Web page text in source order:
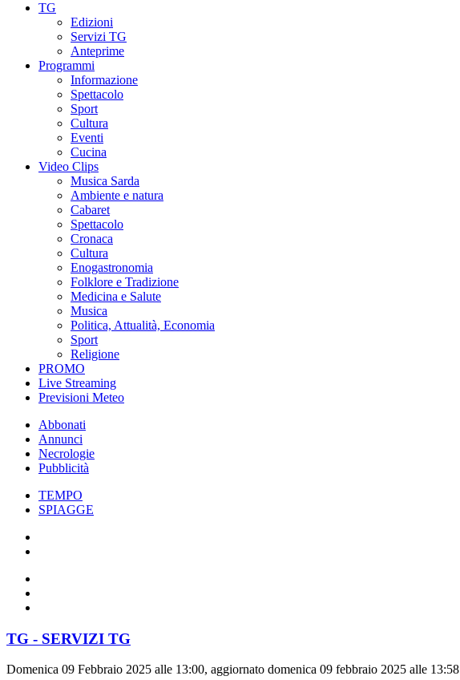
TG
Edizioni
Servizi TG
Anteprime
Programmi
Informazione
Spettacolo
Sport
Cultura
Eventi
Cucina
Video Clips
Musica Sarda
Ambiente e natura
Cabaret
Spettacolo
Cronaca
Cultura
Enogastronomia
Folklore e Tradizione
Medicina e Salute
Musica
Politica, Attualità, Economia
Sport
Religione
PROMO
Live Streaming
Previsioni Meteo
Abbonati
Annunci
Necrologie
Pubblicità
TEMPO
SPIAGGE
TG - SERVIZI TG
Domenica 09 Febbraio 2025 alle 13:00, aggiornato domenica 09 febbraio 2025 alle 13:58